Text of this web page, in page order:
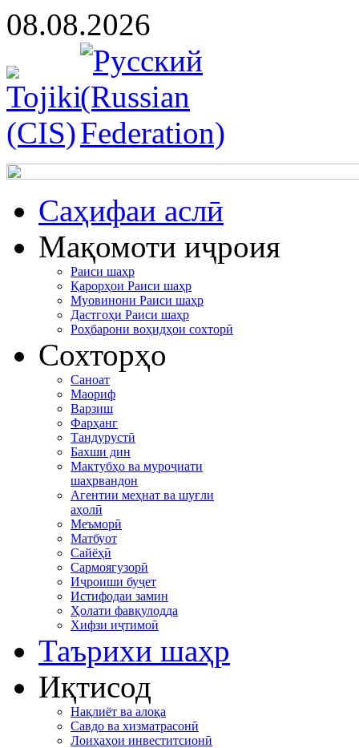
08.08.2026
Cаҳифаи аслӣ
Мақомоти иҷроия
Раиси шаҳр
Қарорҳои Раиси шаҳр
Муовинони Раиси шаҳр
Дастгоҳи Раиси шаҳр
Роҳбарони воҳидҳои сохторӣ
Сохторҳо
Саноат
Маориф
Варзиш
Фарҳанг
Тандурустӣ
Бахши дин
Мактубҳо ва муроҷиати
шаҳрвандон
Агентии меҳнат ва шуғли
аҳолӣ
Меъморӣ
Матбуот
Сайёҳӣ
Сармоягузорӣ
Иҷроиши буҷет
Истифодаи замин
Ҳолати фавқулодда
Хифзи иҷтимоӣ
Таърихи шаҳр
Иқтисод
Нақлиёт ва алоқа
Савдо ва хизматрасонӣ
Лоиҳаҳои инвеститсионӣ